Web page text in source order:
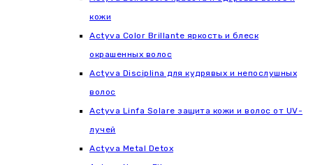
кожи
Actyva Color Brillante яркость и блеск
окрашенных волос
Actyva Disciplina для кудрявых и непослушных
волос
Actyva Linfa Solare защита кожи и волос от UV-
лучей
Actyva Metal Detox